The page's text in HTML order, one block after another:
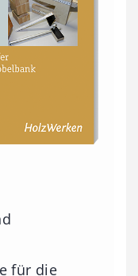
für die